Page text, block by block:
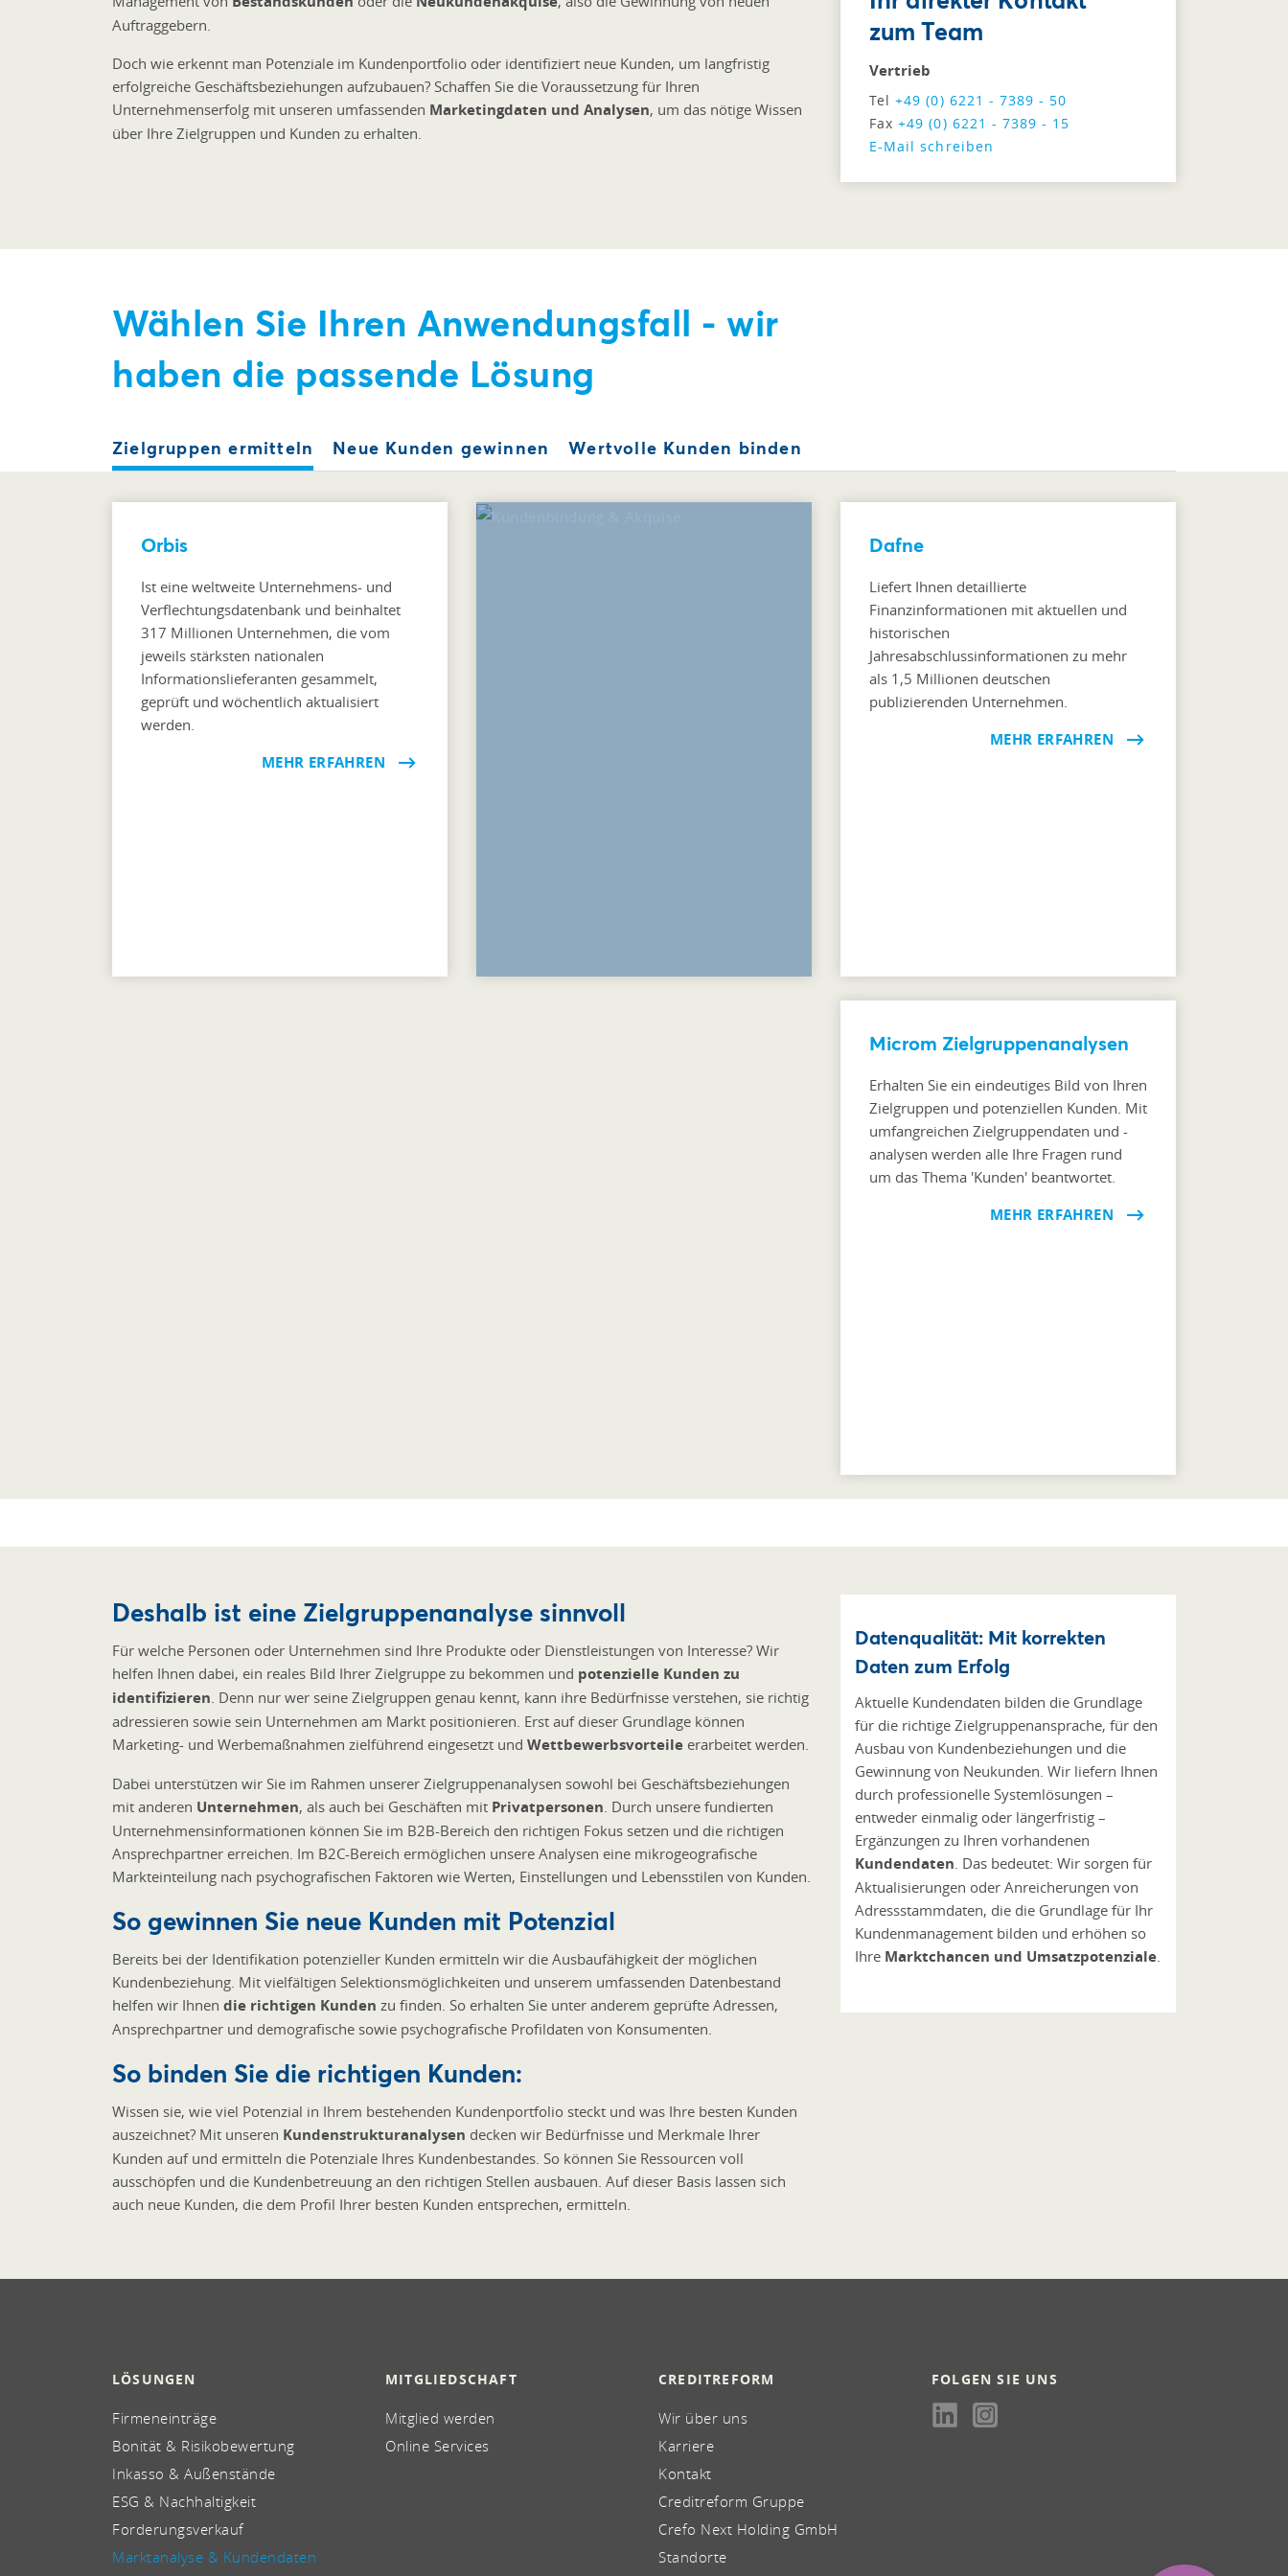
Auftraggebern.
Doch wie erkennt man Potenziale im Kundenportfolio oder identifiziert neue Kunden, um langfristig
erfolgreiche Geschäftsbeziehungen aufzubauen? Schaffen Sie die Voraussetzung für Ihren
Unternehmenserfolg mit unseren umfassenden Marketingdaten und Analysen, um das nötige Wissen
über Ihre Zielgruppen und Kunden zu erhalten.
zum Team
Vertrieb
Tel+49 (0) 6221 - 7389 - 50
Fax+49 (0) 6221 - 7389 - 15
E-Mail schreiben
Wählen Sie Ihren Anwendungsfall - wir
haben die passende Lösung
Zielgruppen ermitteln Neue Kunden gewinnen Wertvolle Kunden binden
Orbis
Ist eine weltweite Unternehmens- und
Verflechtungsdatenbank und beinhaltet
317 Millionen Unternehmen, die vom
jeweils stärksten nationalen
Informationslieferanten gesammelt,
geprüft und wöchentlich aktualisiert
werden.
MEHR ERFAHREN
Dafne
Liefert Ihnen detaillierte
Finanzinformationen mit aktuellen und
historischen
Jahresabschlussinformationen zu mehr
als 1,5 Millionen deutschen
publizierenden Unternehmen.
MEHR ERFAHREN
Microm Zielgruppenanalysen
Erhalten Sie ein eindeutiges Bild von Ihren
Zielgruppen und potenziellen Kunden. Mit
umfangreichen Zielgruppendaten und -
analysen werden alle Ihre Fragen rund
um das Thema 'Kunden' beantwortet.
MEHR ERFAHREN
Deshalb ist eine Zielgruppenanalyse sinnvoll
Für welche Personen oder Unternehmen sind Ihre Produkte oder Dienstleistungen von Interesse? Wir
helfen Ihnen dabei, ein reales Bild Ihrer Zielgruppe zu bekommen und potenzielle Kunden zu
identifizieren. Denn nur wer seine Zielgruppen genau kennt, kann ihre Bedürfnisse verstehen, sie richtig
adressieren sowie sein Unternehmen am Markt positionieren. Erst auf dieser Grundlage können
Marketing- und Werbemaßnahmen zielführend eingesetzt und Wettbewerbsvorteile erarbeitet werden.
Dabei unterstützen wir Sie im Rahmen unserer Zielgruppenanalysen sowohl bei Geschäftsbeziehungen
mit anderen Unternehmen, als auch bei Geschäften mit Privatpersonen. Durch unsere fundierten
Unternehmensinformationen können Sie im B2B-Bereich den richtigen Fokus setzen und die richtigen
Ansprechpartner erreichen. Im B2C-Bereich ermöglichen unsere Analysen eine mikrogeografische
Markteinteilung nach psychografischen Faktoren wie Werten, Einstellungen und Lebensstilen von Kunden.
So gewinnen Sie neue Kunden mit Potenzial
Bereits bei der Identifikation potenzieller Kunden ermitteln wir die Ausbaufähigkeit der möglichen
Kundenbeziehung. Mit vielfältigen Selektionsmöglichkeiten und unserem umfassenden Datenbestand
helfen wir Ihnen die richtigen Kunden zu finden. So erhalten Sie unter anderem geprüfte Adressen,
Ansprechpartner und demografische sowie psychografische Profildaten von Konsumenten.
So binden Sie die richtigen Kunden:
Wissen sie, wie viel Potenzial in Ihrem bestehenden Kundenportfolio steckt und was Ihre besten Kunden
auszeichnet? Mit unseren Kundenstrukturanalysen decken wir Bedürfnisse und Merkmale Ihrer
Kunden auf und ermitteln die Potenziale Ihres Kundenbestandes. So können Sie Ressourcen voll
ausschöpfen und die Kundenbetreuung an den richtigen Stellen ausbauen. Auf dieser Basis lassen sich
auch neue Kunden, die dem Profil Ihrer besten Kunden entsprechen, ermitteln.
Datenqualität: Mit korrekten
Daten zum Erfolg
Aktuelle Kundendaten bilden die Grundlage
für die richtige Zielgruppenansprache, für den
Ausbau von Kundenbeziehungen und die
Gewinnung von Neukunden. Wir liefern Ihnen
durch professionelle Systemlösungen –
entweder einmalig oder längerfristig –
Ergänzungen zu Ihren vorhandenen
Kundendaten. Das bedeutet: Wir sorgen für
Aktualisierungen oder Anreicherungen von
Adressstammdaten, die die Grundlage für Ihr
Kundenmanagement bilden und erhöhen so
Ihre Marktchancen und Umsatzpotenziale.
LÖSUNGEN
Firmeneinträge
Bonität & Risikobewertung
Inkasso & Außenstände
ESG & Nachhaltigkeit
Forderungsverkauf
Marktanalyse & Kundendaten
MITGLIEDSCHAFT
Mitglied werden
Online Services
CREDITREFORM
Wir über uns
Karriere
Kontakt
Creditreform Gruppe
Crefo Next Holding GmbH
Standorte
FOLGEN SIE UNS